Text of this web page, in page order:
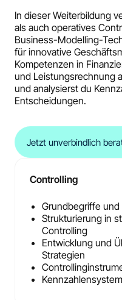
In dieser Weiterbildung
als auch operatives
Business-Modelling-
für innovative
Kompetenzen in
und Leistungsrechnung
und analysierst du
Entscheidungen.
Jetzt unverbindlich
Controlling
Grundbegriffe
Strukturierung in
Controlling
Entwicklung und
Strategien